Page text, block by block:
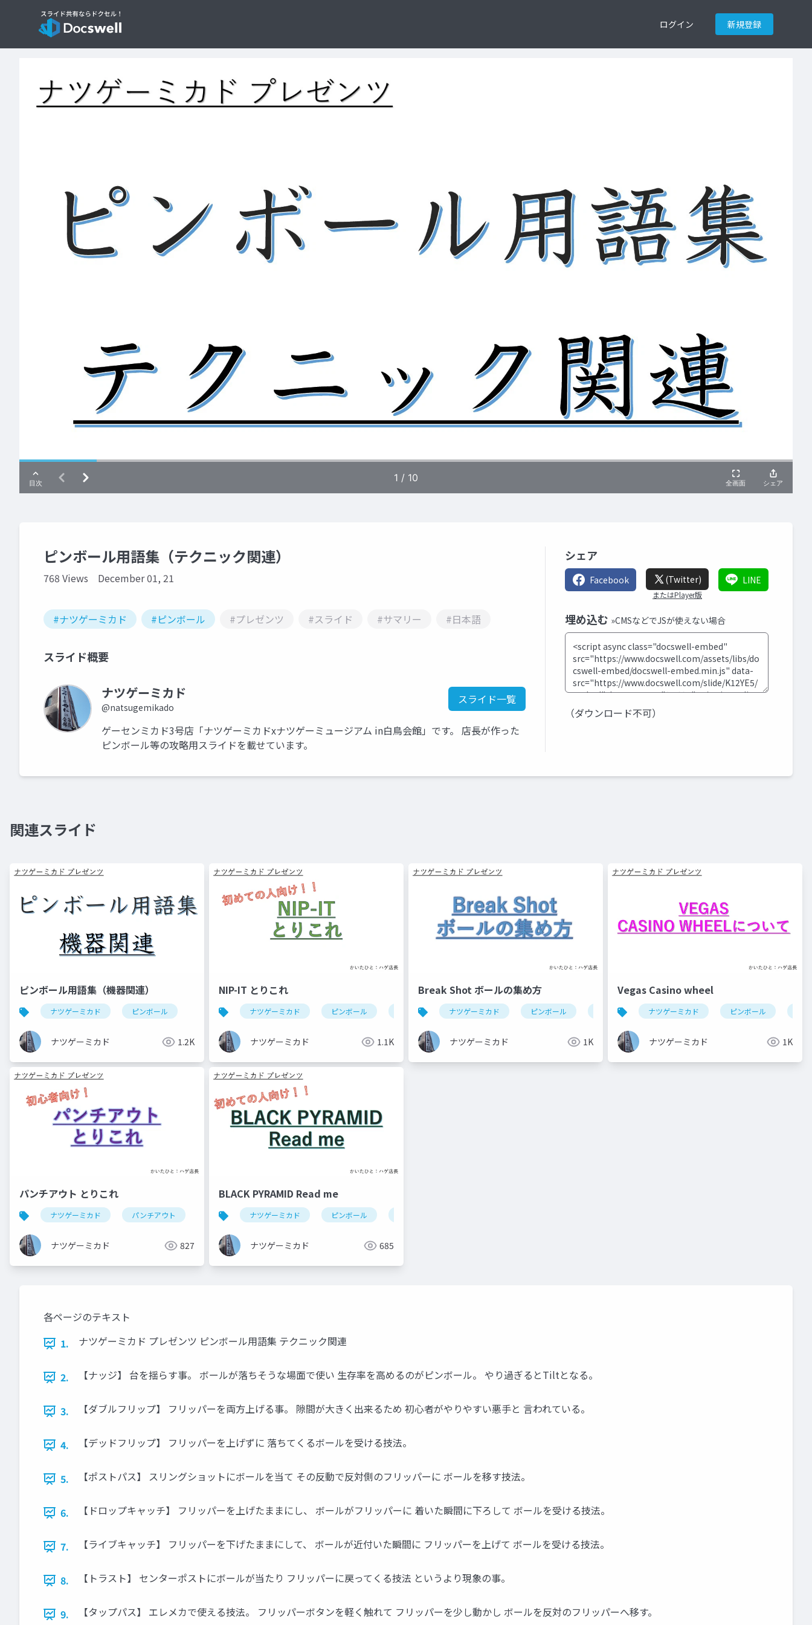
ログイン 新規登録
ピンボール用語集（テクニック関連）
768 Views December 01, 21
#ナツゲーミカド #ピンボール #プレゼンツ #スライド #サマリー #日本語
スライド概要
ナツゲーミカド
@natsugemikado
スライド一覧
ゲーセンミカド3号店「ナツゲーミカドxナツゲーミュージアム in白鳥会館」です。 店長が作った
ピンボール等の攻略用スライドを載せています。
シェア
Facebook (Twitter)
またはPlayer版
LINE
埋め込む »CMSなどでJSが使えない場合
（ダウンロード不可）
関連スライド
ピンボール用語集（機器関連）
ナツゲーミカド ピンボール
ナツゲーミカド 1.2K
NIP-IT とりこれ
ナツゲーミカド ピンボール nip-it(ピンボール)
ナツゲーミカド 1.1K
Break Shot ボールの集め方
ナツゲーミカド ピンボール break shot(ピンボール)
ナツゲーミカド 1K
Vegas Casino wheel
ナツゲーミカド ピンボール
ナツゲーミカド 1K
パンチアウト とりこれ
ナツゲーミカド パンチアウト
ナツゲーミカド 827
BLACK PYRAMID Read me
ナツゲーミカド ピンボール
ナツゲーミカド 685
各ページのテキスト
1.
ナツゲーミカド プレゼンツ ピンボール用語集 テクニック関連
2. 【ナッジ】 台を揺らす事。 ボールが落ちそうな場面で使い 生存率を高めるのがピンボール。 やり過ぎるとTiltとなる。
3. 【ダブルフリップ】 フリッパーを両方上げる事。 隙間が大きく出来るため 初心者がやりやすい悪手と 言われている。
4. 【デッドフリップ】 フリッパーを上げずに 落ちてくるボールを受ける技法。
5. 【ポストパス】 スリングショットにボールを当て その反動で反対側のフリッパーに ボールを移す技法。
6. 【ドロップキャッチ】 フリッパーを上げたままにし、 ボールがフリッパーに 着いた瞬間に下ろして ボールを受ける技法。
7. 【ライブキャッチ】 フリッパーを下げたままにして、 ボールが近付いた瞬間に フリッパーを上げて ボールを受ける技法。
8. 【トラスト】 センターポストにボールが当たり フリッパーに戻ってくる技法 というより現象の事。
9. 【タップパス】 エレメカで使える技法。 フリッパーボタンを軽く触れて フリッパーを少し動かし ボールを反対のフリッパーへ移す。